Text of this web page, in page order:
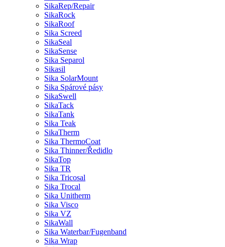
SikaRep/Repair
SikaRock
SikaRoof
Sika Screed
SikaSeal
SikaSense
Sika Separol
Sikasil
Sika SolarMount
Sika Spárové pásy
SikaSwell
SikaTack
SikaTank
Sika Teak
SikaTherm
Sika ThermoCoat
Sika Thinner/Ředidlo
SikaTop
Sika TR
Sika Tricosal
Sika Trocal
Sika Unitherm
Sika Visco
Sika VZ
SikaWall
Sika Waterbar/Fugenband
Sika Wrap